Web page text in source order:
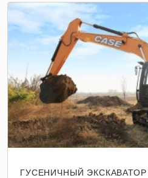
ГУСЕНИЧНЫЙ ЭКСКАВАТОР